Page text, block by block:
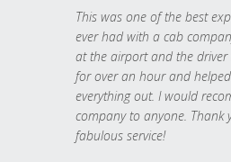
This was one of the best
ever had with a cab
at the airport and the driver
for over an hour and
everything out. I would
company to anyone. Thank
fabulous service!